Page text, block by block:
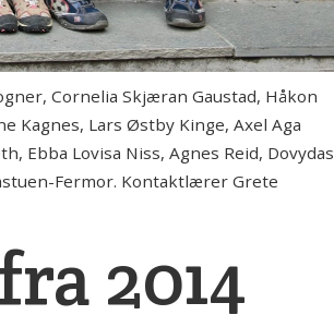
Cornelia Skjæran Gaustad, Håkon
Kagnes, Lars Østby Kinge, Axel Aga
Ebba Lovisa Niss, Agnes Reid, Dovydas
Fermor. Kontaktlærer Grete
2014